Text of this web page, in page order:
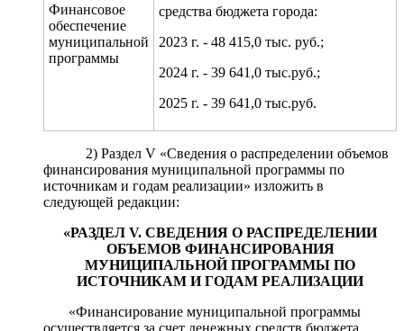
Финансовое
обеспечение
муниципальной
программы
средства бюджета города:
2023 г. - 48 415,0 тыс. руб.;
2024 г. - 39 641,0 тыс.руб.;
2025 г. - 39 641,0 тыс.руб.
2) Раздел V «Сведения о распределении объемов
финансирования муниципальной программы по
источникам и годам реализации» изложить в
следующей редакции:
«РАЗДЕЛ V. СВЕДЕНИЯ О РАСПРЕДЕЛЕНИИ
ОБЪЕМОВ ФИНАНСИРОВАНИЯ
МУНИЦИПАЛЬНОЙ ПРОГРАММЫ ПО
ИСТОЧНИКАМ И ГОДАМ РЕАЛИЗАЦИИ
«Финансирование муниципальной программы
осуществляется за счет денежных средств бюджета